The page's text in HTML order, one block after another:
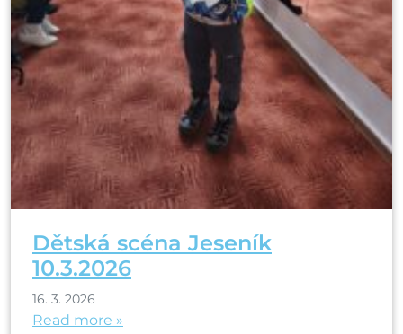
Dětská scéna Jeseník
10.3.2026
16. 3. 2026
Read more »